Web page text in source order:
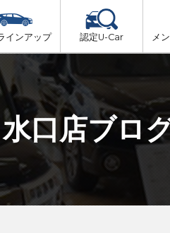
津市内
東地域
近江地域
インアップ 認定U-Car メ
検（法定24か月点検）
定 12ヶ月 点検
ヶ月ごとの セーフティ チェック
検 3ヶ月前 無料診断
水口店ブロ